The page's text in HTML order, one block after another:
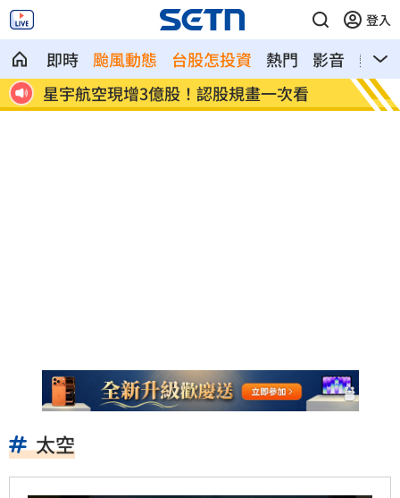
登入
即時 颱風動態 台股怎投資 熱門 影音
熱搜
鄭麗文脫口：我領導的國民黨支持度很高 投信
太空